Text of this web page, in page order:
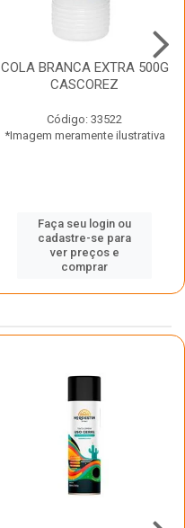
COLA BRANCA EXTRA 500G
CASCOREZ
Código: 33522
*Imagem meramente ilustrativa
Faça seu login ou
cadastre-se para
ver preços e
comprar